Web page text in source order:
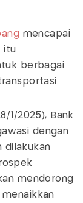
mencapai
itu
berbagai
1/2025), Bank
dengan
dilakukan
mendorong